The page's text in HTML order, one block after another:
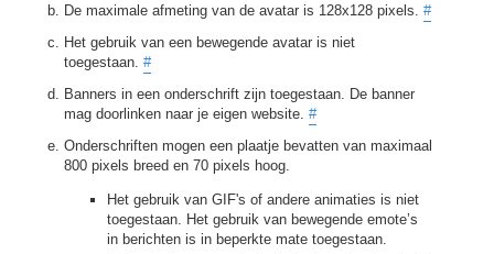
De maximale afmeting van de avatar is 128x128 pixels. #
Het gebruik van een bewegende avatar is niet
toegestaan. #
Banners in een onderschrift zijn toegestaan. De banner
mag doorlinken naar je eigen website. #
Onderschriften mogen een plaatje bevatten van maximaal
800 pixels breed en 70 pixels hoog.
Het gebruik van GIF's of andere animaties is niet
toegestaan. Het gebruik van bewegende emote’s
in berichten is in beperkte mate toegestaan.